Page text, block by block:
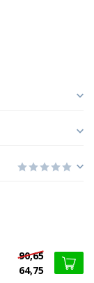
90,65
64,75